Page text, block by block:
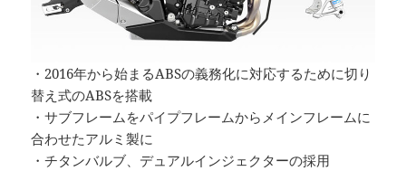
・2016年から始まるABSの義務化に対応するために切り
替え式のABSを搭載
・サブフレームをパイプフレームからメインフレームに
合わせたアルミ製に
・チタンバルブ、デュアルインジェクターの採用